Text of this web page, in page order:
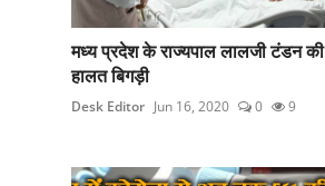
मध्य प्रदेश के राज्यपाल लालजी टंडन की
हालत बिगड़ी
Desk Editor Jun 16, 2020 0 9